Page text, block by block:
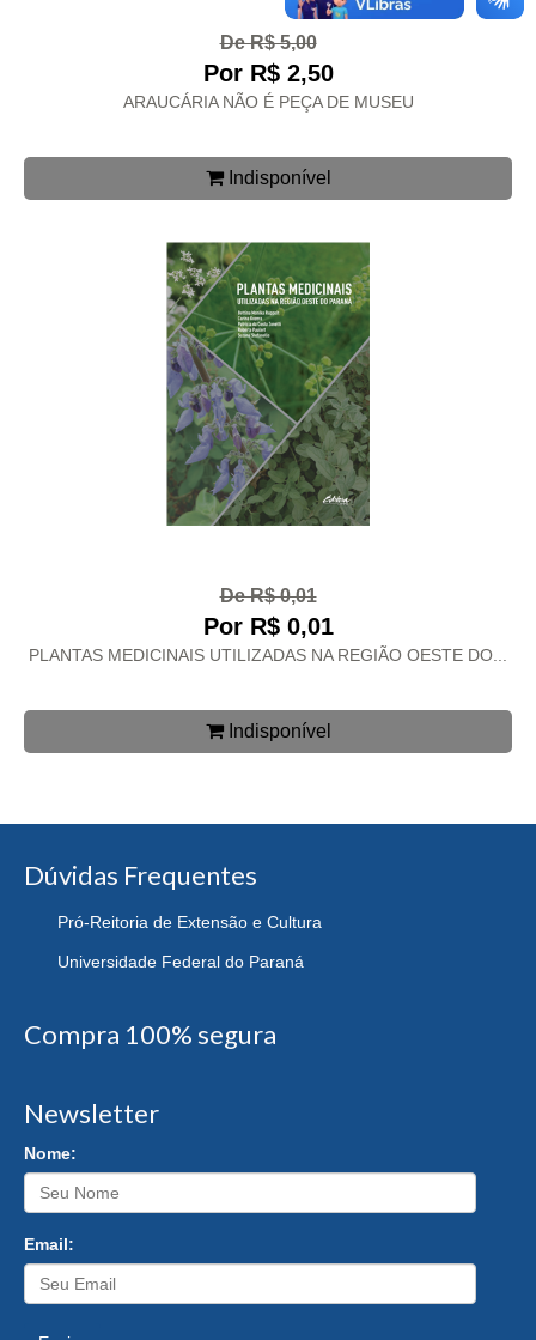
De R$ 5,00
Por R$ 2,50
ARAUCÁRIA NÃO É PEÇA DE MUSEU
Indisponível
De R$ 0,01
Por R$ 0,01
PLANTAS MEDICINAIS UTILIZADAS NA REGIÃO OESTE DO...
Indisponível
Dúvidas Frequentes
Pró-Reitoria de Extensão e Cultura
Universidade Federal do Paraná
Compra 100% segura
Newsletter
Nome:
Email: